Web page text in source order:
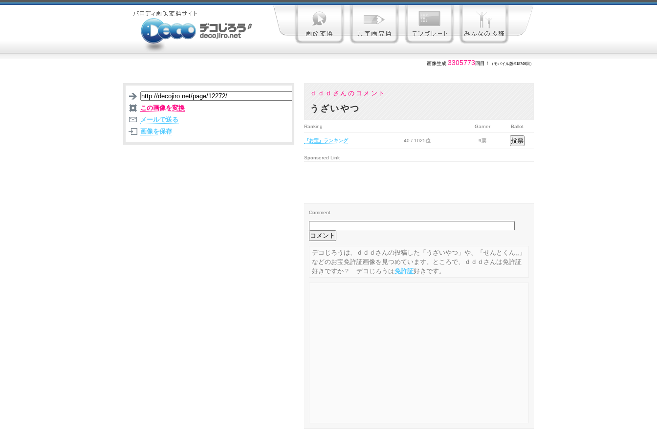
画像生成 3305773 回目！ （モバイル版:918746回）
ｄｄｄさんのコメント
うざいやつ
この画像を変換
メールで送る
画像を保存
Ranking Garner Ballot
『お宝』ランキング 40 / 1025位 9票
Sponsored Link
Comment
デコじろうは、ｄｄｄさんの投稿した「うざいやつ」や、「せんとくん,,」
などのお宝免許証画像を見つめています。ところで、ｄｄｄさんは免許証
好きですか？ デコじろうは免許証好きです。